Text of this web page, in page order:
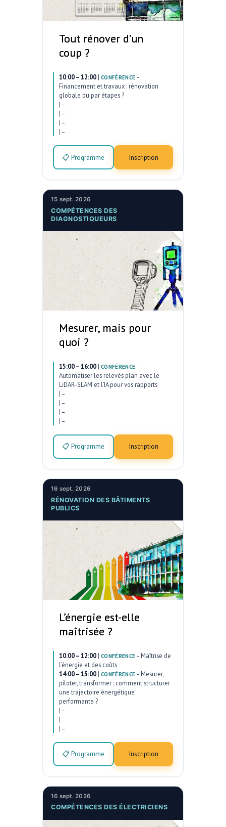
Tout rénover d’un
coup ?
10:00 – 12:00 | CONFÉRENCE –
Financement et travaux : rénovation
globale ou par étapes ?
| –
| –
| –
| –
📋 Programme Inscription
15 sept. 2026
COMPÉTENCES DES
DIAGNOSTIQUEURS
Mesurer, mais pour
quoi ?
15:00 – 16:00 | CONFÉRENCE –
Automatiser les relevés plan avec le
LiDAR-SLAM et l’IA pour vos rapports
| –
| –
| –
| –
📋 Programme Inscription
16 sept. 2026
RÉNOVATION DES BÂTIMENTS
PUBLICS
L’énergie est-elle
maîtrisée ?
10:00 – 12:00 | CONFÉRENCE – Maîtrise de
l’énergie et des coûts
14:00 – 15:00 | CONFÉRENCE – Mesurer,
piloter, transformer : comment structurer
une trajectoire énergétique
performante ?
| –
| –
| –
📋 Programme Inscription
16 sept. 2026
COMPÉTENCES DES ÉLECTRICIENS